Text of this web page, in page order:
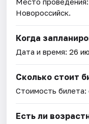
Новороссийск.
Когда
Дата и время:26
Сколько стоит
Стоимость билета:
Есть ли